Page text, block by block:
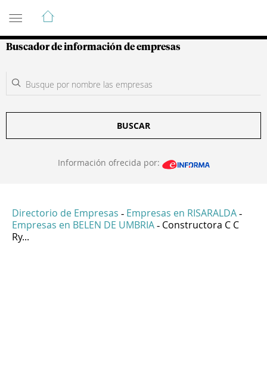
Guía de Empresas Colombianas
Buscador de información de empresas
BUSCAR
Información ofrecida por:
Directorio de Empresas - Empresas en RISARALDA -
Empresas en BELEN DE UMBRIA - Constructora C C
Ry...